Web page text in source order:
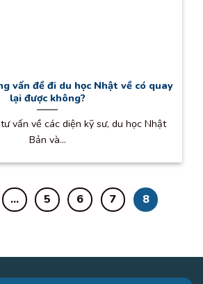
vấn đề đi du học Nhật về có quay
lại được không?
vấn về các diện kỹ sư, du học Nhật
Bản và...
… 5 6 7 8